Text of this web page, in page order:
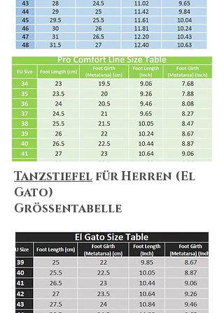
ourReturn Policyto ensure that our
policies, terms&conditions apply to
your needs.
Tanzstiefel für Herren (El
Gato)
Größentabelle